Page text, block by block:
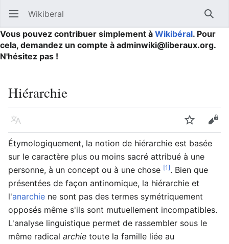
Ouvrir le menu principal Wikiberal
Vous pouvez contribuer simplement à Wikibéral. Pour
cela, demandez un compte à adminwiki@liberaux.org.
N'hésitez pas !
Hiérarchie
Langue Suivre
Étymologiquement, la notion de hiérarchie est basée
sur le caractère plus ou moins sacré attribué à une
personne, à un concept ou à une chose [1]. Bien que
présentées de façon antinomique, la hiérarchie et
l'anarchie ne sont pas des termes symétriquement
opposés même s'ils sont mutuellement incompatibles.
L'analyse linguistique permet de rassembler sous le
même radical archie toute la famille liée au